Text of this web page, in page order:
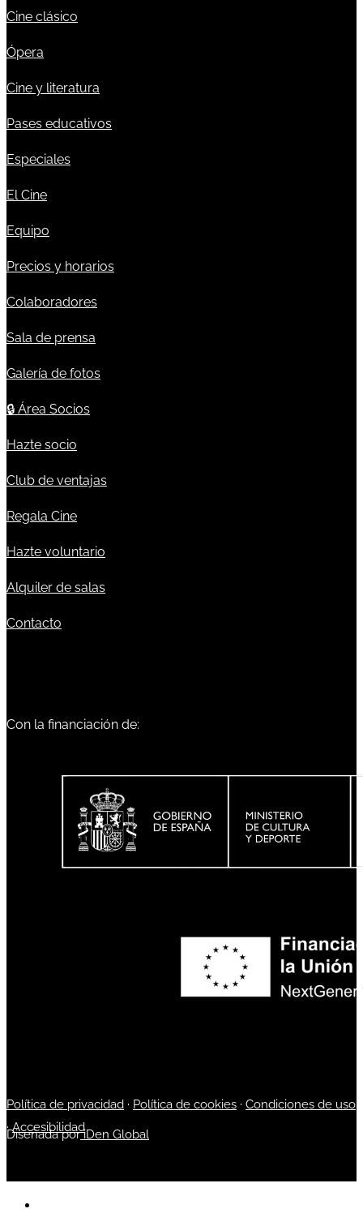
Cine clásico
Ópera
Cine y literatura
Pases educativos
Especiales
El Cine
Equipo
Precios y horarios
Colaboradores
Sala de prensa
Galería de fotos
🔒 Área Socios
Hazte socio
Club de ventajas
Regala Cine
Hazte voluntario
Alquiler de salas
Contacto
Con la financiación de:
Política de privacidad · Política de cookies · Condiciones de uso
·Accesibilidad
Diseñada poriDen Global